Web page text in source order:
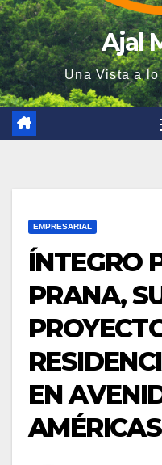
Ajal
Una Vista a lo
EMPRESARIAL
ÍNTEGRO
PRANA,
EN